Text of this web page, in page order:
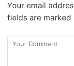
Your email
fields are marked